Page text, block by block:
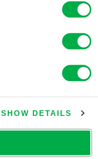
SHOW DETAILS
、大洋洲、非洲、中
。